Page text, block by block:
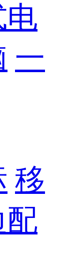
电
一
移
配